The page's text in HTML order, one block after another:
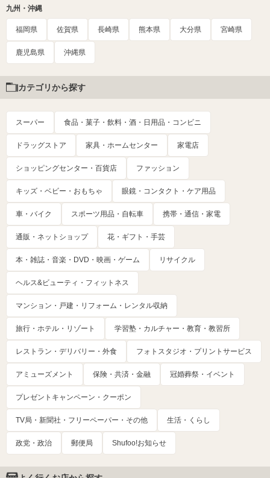
九州・沖縄
福岡県 佐賀県 長崎県 熊本県 大分県 宮崎県
鹿児島県 沖縄県
カテゴリから探す
スーパー 食品・菓子・飲料・酒・日用品・コンビニ
ドラッグストア 家具・ホームセンター 家電店
ショッピングセンター・百貨店 ファッション
キッズ・ベビー・おもちゃ 眼鏡・コンタクト・ケア用品
車・バイク スポーツ用品・自転車 携帯・通信・家電
通販・ネットショップ 花・ギフト・手芸
本・雑誌・音楽・DVD・映画・ゲーム リサイクル
ヘルス&ビューティ・フィットネス
マンション・戸建・リフォーム・レンタル収納
旅行・ホテル・リゾート 学習塾・カルチャー・教育・教習所
レストラン・デリバリー・外食 フォトスタジオ・プリントサービス
アミューズメント 保険・共済・金融 冠婚葬祭・イベント
プレゼントキャンペーン・クーポン
TV局・新聞社・フリーペーパー・その他 生活・くらし
政党・政治 郵便局 Shufoo!お知らせ